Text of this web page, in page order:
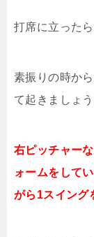
打席に立った
素振りの時か
て起きましょう
右ピッチャー
ォームをして
がら1スイング